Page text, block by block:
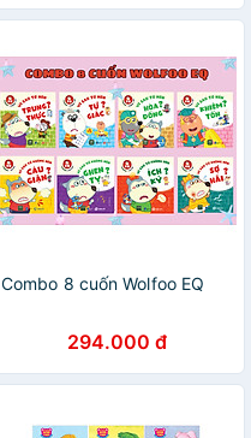
Combo 8 cuốn Wolfoo EQ
294.000 đ